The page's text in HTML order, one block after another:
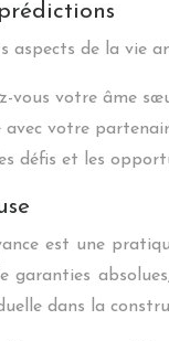
aspects de la vie
vous votre âme
avec votre
défis et les
est une
garanties
dans la